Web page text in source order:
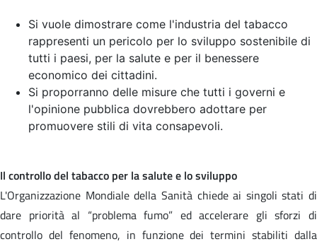
Si vuole dimostrare come l'industria del tabacco
rappresenti un pericolo per lo sviluppo sostenibile di
tutti i paesi, per la salute e per il benessere
economico dei cittadini.
Si proporranno delle misure che tutti i governi e
l'opinione pubblica dovrebbero adottare per
promuovere stili di vita consapevoli.
Il controllo del tabacco per la salute e lo sviluppo
L'Organizzazione Mondiale della Sanità chiede ai singoli stati di
dare priorità al “problema fumo” ed accelerare gli sforzi di
controllo del fenomeno, in funzione dei termini stabiliti dalla